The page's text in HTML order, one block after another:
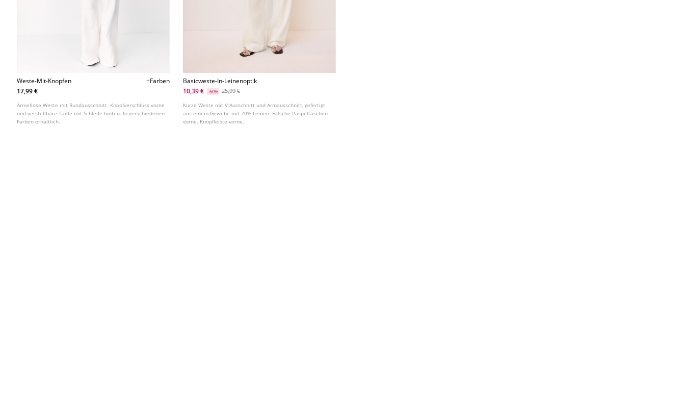
Weste-Mit-Knopfen
+Farben
17,99 €
Ärmellose Weste mit Rundausschnitt. Knopfverschluss vorne
und verstellbare Taille mit Schleife hinten. In verschiedenen
Farben erhältlich.
Basicweste-In-Leinenoptik
10,39 €
-60% 25,99 €
Kurze Weste mit V-Ausschnitt und Armausschnitt, gefertigt
aus einem Gewebe mit 20% Leinen. Falsche Paspeltaschen
vorne. Knopfleiste vorne.